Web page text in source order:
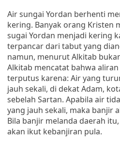
Air sungai Yordan berhenti
kering. Banyak orang Kristen
sugai Yordan menjadi kering
terpancar dari tabut yang
namun, menurut Alkitab
Alkitab mencatat bahwa
terputus karena: Air yang
jauh sekali, di dekat Adam,
sebelah Sartan. Apabila air
yang jauh sekali, maka banjir
Bila banjir melanda daerah
akan ikut kebanjiran pula.